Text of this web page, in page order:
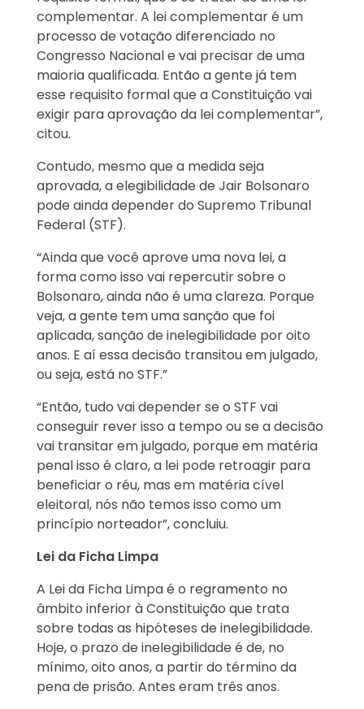
complementar. A lei complementar é um
processo de votação diferenciado no
Congresso Nacional e vai precisar de uma
maioria qualificada. Então a gente já tem
esse requisito formal que a Constituição vai
exigir para aprovação da lei complementar”,
citou.
Contudo, mesmo que a medida seja
aprovada, a elegibilidade de Jair Bolsonaro
pode ainda depender do Supremo Tribunal
Federal (STF).
“Ainda que você aprove uma nova lei, a
forma como isso vai repercutir sobre o
Bolsonaro, ainda não é uma clareza. Porque
veja, a gente tem uma sanção que foi
aplicada, sanção de inelegibilidade por oito
anos. E aí essa decisão transitou em julgado,
ou seja, está no STF.”
“Então, tudo vai depender se o STF vai
conseguir rever isso a tempo ou se a decisão
vai transitar em julgado, porque em matéria
penal isso é claro, a lei pode retroagir para
beneficiar o réu, mas em matéria cível
eleitoral, nós não temos isso como um
princípio norteador”, concluiu.
Lei da Ficha Limpa
A Lei da Ficha Limpa é o regramento no
âmbito inferior à Constituição que trata
sobre todas as hipóteses de inelegibilidade.
Hoje, o prazo de inelegibilidade é de, no
mínimo, oito anos, a partir do término da
pena de prisão. Antes eram três anos.